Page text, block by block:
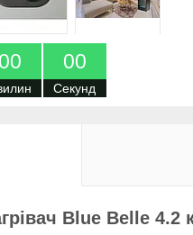
00 00
Секунд
Blue Belle